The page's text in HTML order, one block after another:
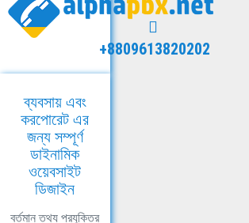
+8809613820202
ব্যবসায় এবং
করপোরেট এর
জন্য সম্পূর্ণ
ডাইনামিক
ওয়েবসাইট
ডিজাইন
বর্তমান তথ্য প্রযুক্তির